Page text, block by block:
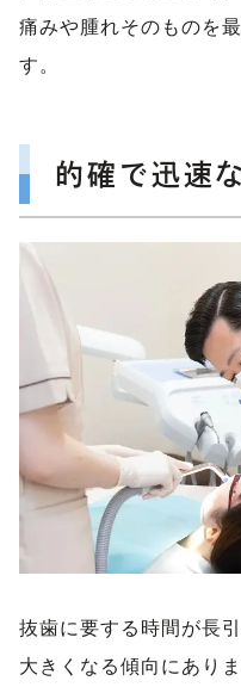
痛みや腫れそのものを
す。
的確で迅速
抜歯に要する時間が長
大きくなる傾向にあり